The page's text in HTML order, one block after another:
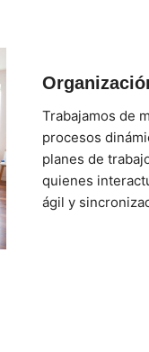
Trabajamos de
procesos
planes de
quienes
ágil y